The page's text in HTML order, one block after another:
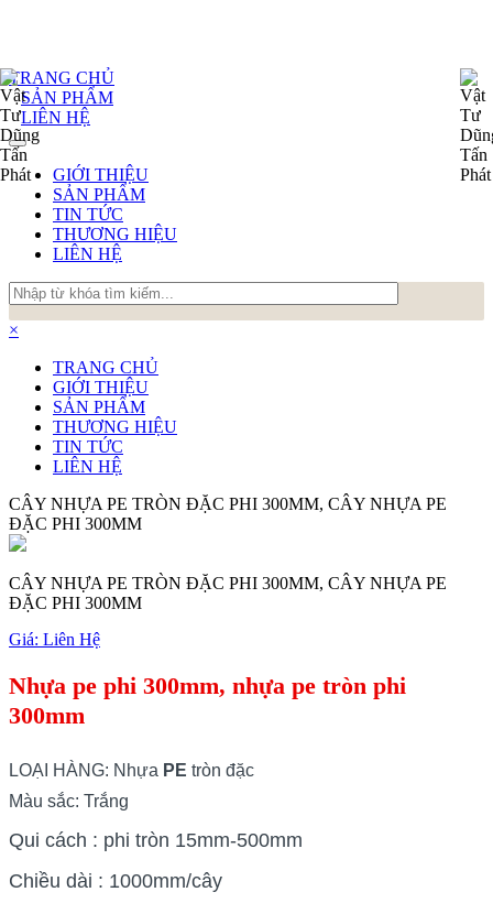
TRANG CHỦ
SẢN PHẨM
LIÊN HỆ
GIỚI THIỆU
SẢN PHẨM
TIN TỨC
THƯƠNG HIỆU
LIÊN HỆ
×
TRANG CHỦ
GIỚI THIỆU
SẢN PHẨM
THƯƠNG HIỆU
TIN TỨC
LIÊN HỆ
CÂY NHỰA PE TRÒN ĐẶC PHI 300MM, CÂY NHỰA PE
ĐẶC PHI 300MM
CÂY NHỰA PE TRÒN ĐẶC PHI 300MM, CÂY NHỰA PE
ĐẶC PHI 300MM
Giá: Liên Hệ
Nhựa pe phi 300mm, nhựa pe tròn phi
300mm
LOẠI HÀNG: Nhựa PE tròn đặc
Màu sắc: Trắng
Qui cách : phi tròn 15mm-500mm
Chiều dài : 1000mm/cây